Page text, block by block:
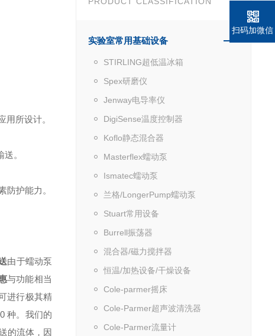
实验室常用基础设备
STIRLING超低温冰箱
Spex研磨仪
Jenway电导率仪
DigiSense温度控制器
Koflo静态混合器
Masterflex蠕动泵
Ismatec蠕动泵
兰格/LongerPump蠕动泵
Stuart常用设备
Burrell振荡器
混合器/磁力搅拌器
恒温/加热设备/干燥设备
Cole-parmer摇床
Cole-Parmer超声波清洗器
Cole-Parmer流量计
所设计。
。
护能力。
由于蠕动泵
与功能相当
进行极其精
种。我们的
的流体，因
扫码加微信